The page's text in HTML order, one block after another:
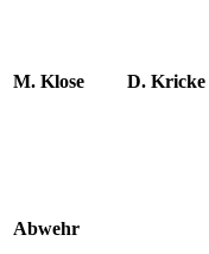
M. Klose D. Kricke
Abwehr